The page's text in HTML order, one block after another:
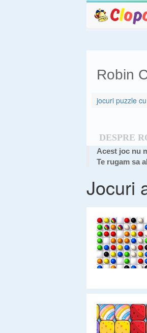
Robin
jocuri puzzle
DESPRE
Acest joc nu
Te rugam sa
Jocuri